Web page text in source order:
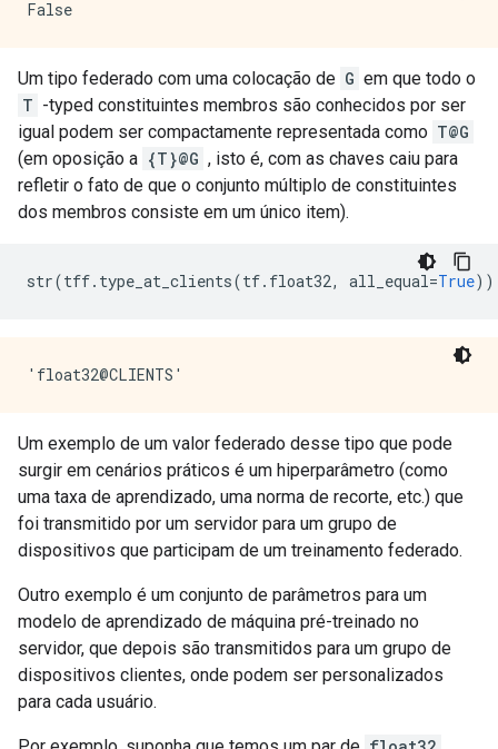
Um tipo federado com uma colocação de G em que todo o
T -typed constituintes membros são conhecidos por ser
igual podem ser compactamente representada como T@G
(em oposição a {T}@G , isto é, com as chaves caiu para
refletir o fato de que o conjunto múltiplo de constituintes
dos membros consiste em um único item).
str(tff. type_at_clients(tf. float32, all_equal=True))
Um exemplo de um valor federado desse tipo que pode
surgir em cenários práticos é um hiperparâmetro (como
uma taxa de aprendizado, uma norma de recorte, etc.) que
foi transmitido por um servidor para um grupo de
dispositivos que participam de um treinamento federado.
Outro exemplo é um conjunto de parâmetros para um
modelo de aprendizado de máquina pré-treinado no
servidor, que depois são transmitidos para um grupo de
dispositivos clientes, onde podem ser personalizados
para cada usuário.